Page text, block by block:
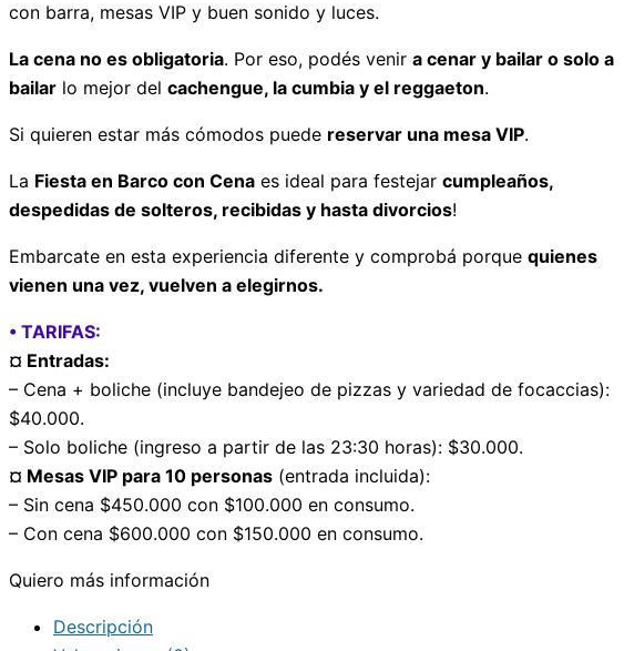
con barra, mesas VIP y buen sonido y luces.
La cena no es obligatoria. Por eso, podés venir a cenar y bailar o solo a
bailar lo mejor del cachengue, la cumbia y el reggaeton.
Si quieren estar más cómodos puede reservar una mesa VIP.
La Fiesta en Barco con Cena es ideal para festejar cumpleaños,
despedidas de solteros, recibidas y hasta divorcios!
Embarcate en esta experiencia diferente y comprobá porque quienes
vienen una vez, vuelven a elegirnos.
• TARIFAS:
¤ Entradas:
– Cena + boliche (incluye bandejeo de pizzas y variedad de focaccias):
$40.000.
– Solo boliche (ingreso a partir de las 23:30 horas): $30.000.
¤ Mesas VIP para 10 personas (entrada incluida):
– Sin cena $450.000 con $100.000 en consumo.
– Con cena $600.000 con $150.000 en consumo.
Quiero más información
Descripción